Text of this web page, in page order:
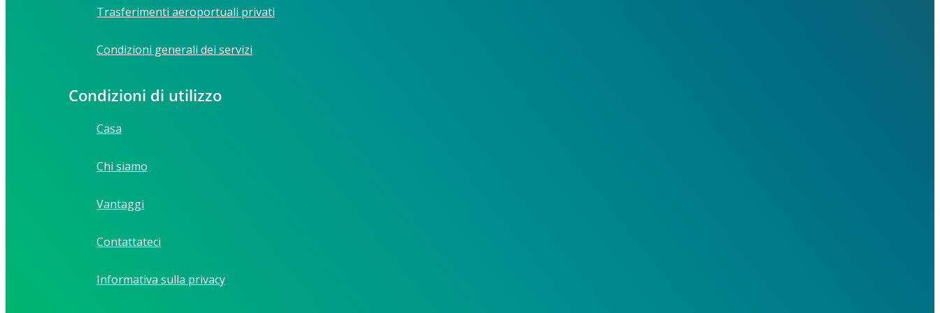
Trasferimenti aeroportuali privati
Condizioni generali dei servizi
Condizioni di utilizzo
Casa
Chi siamo
Vantaggi
Contattateci
Informativa sulla privacy